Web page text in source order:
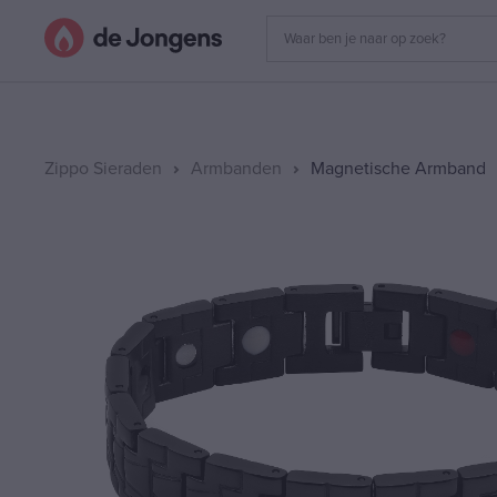
Zippo Sieraden Armbanden Magnetische Armband